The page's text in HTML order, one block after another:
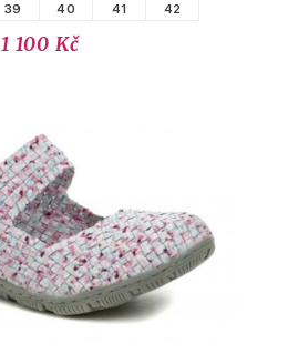
39 40 41 42
1 100 Kč